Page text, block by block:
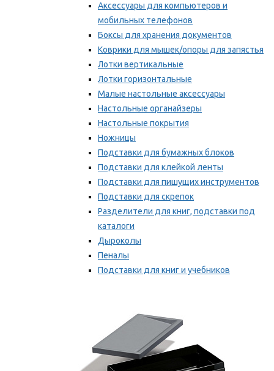
Аксессуары для компьютеров и
мобильных телефонов
Боксы для хранения документов
Коврики для мышек/опоры для запястья
Лотки вертикальные
Лотки горизонтальные
Малые настольные аксессуары
Настольные органайзеры
Настольные покрытия
Ножницы
Подставки для бумажных блоков
Подставки для клейкой ленты
Подставки для пишущих инструментов
Подставки для скрепок
Разделители для книг, подставки под
каталоги
Дыроколы
Пеналы
Подставки для книг и учебников